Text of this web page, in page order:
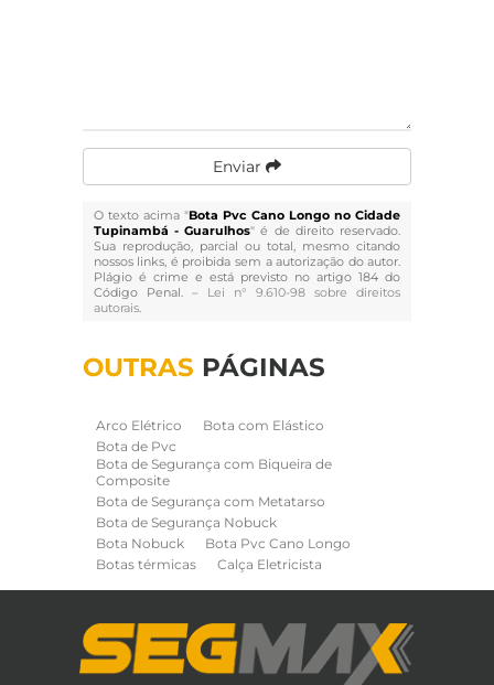
Enviar
O texto acima "Bota Pvc Cano Longo no Cidade
Tupinambá - Guarulhos" é de direito reservado.
Sua reprodução, parcial ou total, mesmo citando
nossos links, é proibida sem a autorização do autor.
Plágio é crime e está previsto no artigo 184 do
Código Penal. – Lei n° 9.610-98 sobre direitos
autorais.
OUTRAS PÁGINAS
Arco Elétrico
Bota com Elástico
Bota de Pvc
Bota de Segurança com Biqueira de
Composite
Bota de Segurança com Metatarso
Bota de Segurança Nobuck
Bota Nobuck
Bota Pvc Cano Longo
Botas térmicas
Calça Eletricista
Capa de Chuva
Cinto de Segurança para Eletricista
Cinto de Seguranca Paraquedista